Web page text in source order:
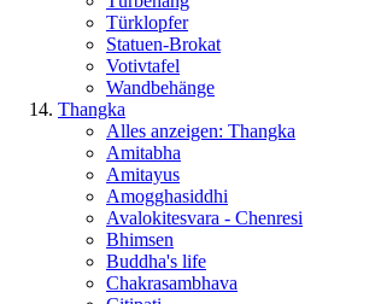
Türklopfer
Statuen-Brokat
Votivtafel
Wandbehänge
Thangka
Alles anzeigen: Thangka
Amitabha
Amitayus
Amogghasiddhi
Avalokitesvara - Chenresi
Bhimsen
Buddha's life
Chakrasambhava